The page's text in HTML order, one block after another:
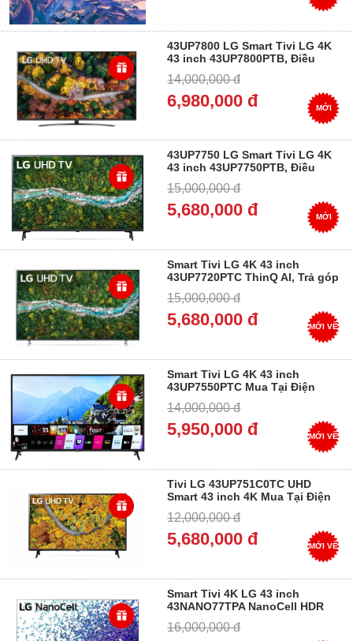
43UP7800 LG Smart Tivi LG 4K
43 inch 43UP7800PTB, Điều
14,000,000 đ
6,980,000 đ MỚI
43UP7750 LG Smart Tivi LG 4K
43 inch 43UP7750PTB, Điều
15,000,000 đ
5,680,000 đ MỚI
Smart Tivi LG 4K 43 inch
43UP7720PTC ThinQ AI, Trả góp
15,000,000 đ
5,680,000 đ MỚI VỀ
Smart Tivi LG 4K 43 inch
43UP7550PTC Mua Tại Điện
14,000,000 đ
5,950,000 đ MỚI VỀ
Tivi LG 43UP751C0TC UHD
Smart 43 inch 4K Mua Tại Điện
12,000,000 đ
5,680,000 đ MỚI VỀ
Smart Tivi 4K LG 43 inch
43NANO77TPA NanoCell HDR
0%
16,000,000 đ